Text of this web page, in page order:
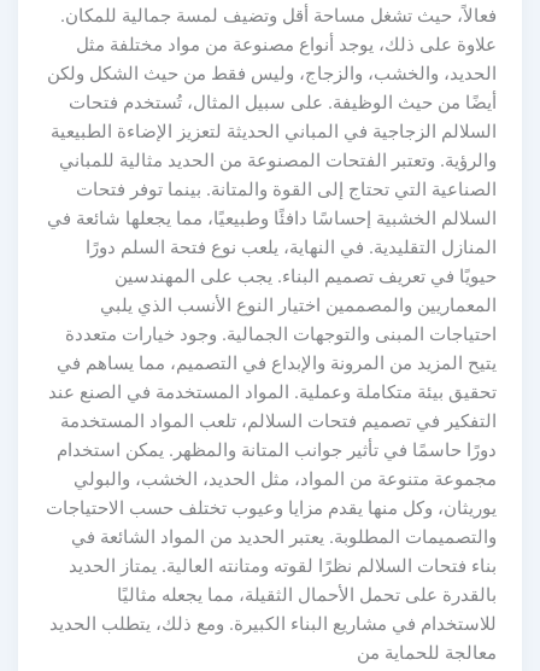
حيث تشغل مساحة أقل وتضيف لمسة جمالية للمكان.
على ذلك، يوجد أنواع مصنوعة من مواد مختلفة مثل
والخشب، والزجاج، وليس فقط من حيث الشكل ولكن
من حيث الوظيفة. على سبيل المثال، تُستخدم فتحات
الزجاجية في المباني الحديثة لتعزيز الإضاءة الطبيعية
وتعتبر الفتحات المصنوعة من الحديد مثالية للمباني
التي تحتاج إلى القوة والمتانة. بينما توفر فتحات
الخشبية إحساسًا دافئًا وطبيعيًا، مما يجعلها شائعة في
التقليدية. في النهاية، يلعب نوع فتحة السلم دورًا
في تعريف تصميم البناء. يجب على المهندسين
والمصممين اختيار النوع الأنسب الذي يلبي
المبنى والتوجهات الجمالية. وجود خيارات متعددة
المزيد من المرونة والإبداع في التصميم، مما يساهم في
بيئة متكاملة وعملية. المواد المستخدمة في الصنع عند
في تصميم فتحات السلالم، تلعب المواد المستخدمة
حاسمًا في تأثير جوانب المتانة والمظهر. يمكن استخدام
متنوعة من المواد، مثل الحديد، الخشب، والبولي
وكل منها يقدم مزايا وعيوب تختلف حسب الاحتياجات
المطلوبة. يعتبر الحديد من المواد الشائعة في
فتحات السلالم نظرًا لقوته ومتانته العالية. يمتاز الحديد
على تحمل الأحمال الثقيلة، مما يجعله مثاليًا
في مشاريع البناء الكبيرة. ومع ذلك، يتطلب الحديد
للحماية من